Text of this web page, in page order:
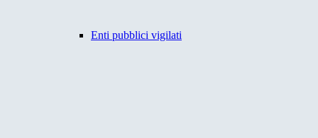
Enti pubblici vigilati